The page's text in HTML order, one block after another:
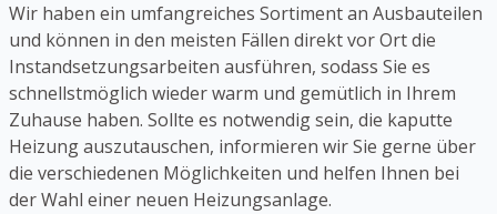
Wir haben ein umfangreiches Sortiment an Ausbauteilen
und können in den meisten Fällen direkt vor Ort die
Instandsetzungsarbeiten ausführen, sodass Sie es
schnellstmöglich wieder warm und gemütlich in Ihrem
Zuhause haben. Sollte es notwendig sein, die kaputte
Heizung auszutauschen, informieren wir Sie gerne über
die verschiedenen Möglichkeiten und helfen Ihnen bei
der Wahl einer neuen Heizungsanlage.